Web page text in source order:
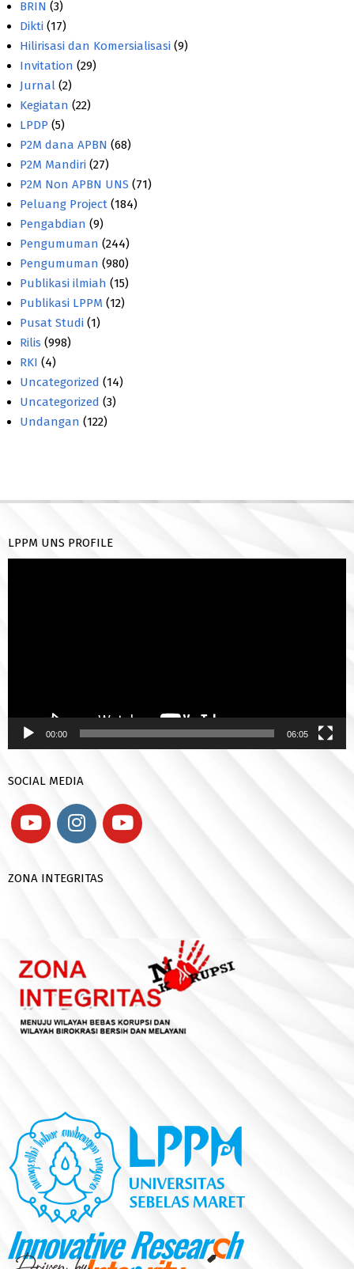
BRIN (3)
Dikti (17)
Hilirisasi dan Komersialisasi (9)
Invitation (29)
Jurnal (2)
Kegiatan (22)
LPDP (5)
P2M dana APBN (68)
P2M Mandiri (27)
P2M Non APBN UNS (71)
Peluang Project (184)
Pengabdian (9)
Pengumuman (244)
Pengumuman (980)
Publikasi ilmiah (15)
Publikasi LPPM (12)
Pusat Studi (1)
Rilis (998)
RKI (4)
Uncategorized (14)
Uncategorized (3)
Undangan (122)
LPPM UNS PROFILE
00:00 06:05
SOCIAL MEDIA
ZONA INTEGRITAS